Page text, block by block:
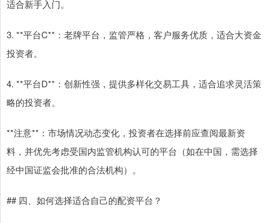
适合新手入门。
3. **平台C**：老牌平台，监管严格，客户服务优质，适合大资金
投资者。
4. **平台D**：创新性强，提供多样化交易工具，适合追求灵活策
略的投资者。
**注意**：市场情况动态变化，投资者在选择前应查阅最新资
料，并优先考虑受国内监管机构认可的平台（如在中国，需选择
经中国证监会批准的合法机构）。
## 四、如何选择适合自己的配资平台？